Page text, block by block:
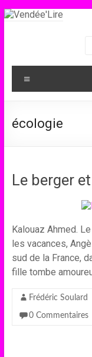
Aller
Le
prix
collégiens
écologie
Le berger
Kalouaz Ahmed.
les vacances,
sud de la France,
fille tombe
Frédéric Soulard
0 Commentaires